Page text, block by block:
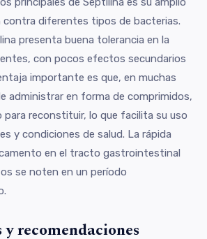
contra diferentes tipos de bacterias.
presenta buena tolerancia en la
con pocos efectos secundarios
importante es que, en muchas
administrar en forma de comprimidos,
para reconstituir, lo que facilita su uso
y condiciones de salud. La rápida
en el tracto gastrointestinal
se noten en un período
y recomendaciones